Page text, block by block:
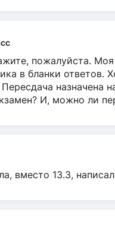
пожалуйста.
в бланки ответов.
И, можно ли
вместо 13.3,